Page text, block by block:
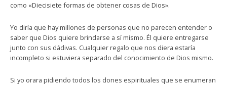
como «Diecisiete formas de obtener cosas de Dios».
Yo diría que hay millones de personas que no parecen entender o
saber que Dios quiere brindarse a sí mismo. Él quiere entregarse
junto con sus dádivas. Cualquier regalo que nos diera estaría
incompleto si estuviera separado del conocimiento de Dios mismo.
Si yo orara pidiendo todos los dones espirituales que se enumeran